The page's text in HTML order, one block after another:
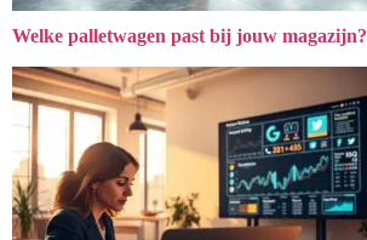
Welke palletwagen past bij jouw magazijn?